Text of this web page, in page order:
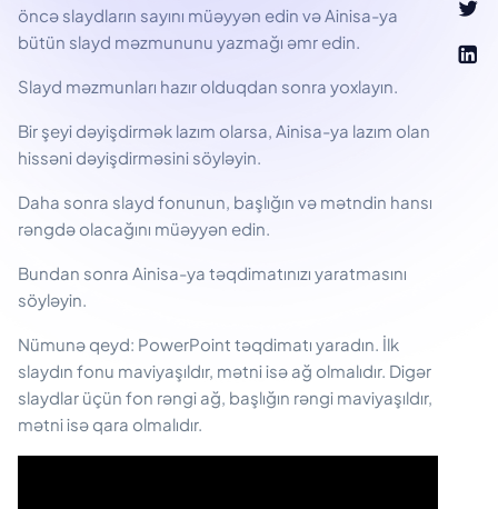
öncə slaydların sayını müəyyən edin və Ainisa-ya
bütün slayd məzmununu yazmağı əmr edin.
Slayd məzmunları hazır olduqdan sonra yoxlayın.
Bir şeyi dəyişdirmək lazım olarsa, Ainisa-ya lazım olan
hissəni dəyişdirməsini söyləyin.
Daha sonra slayd fonunun, başlığın və mətndin hansı
rəngdə olacağını müəyyən edin.
Bundan sonra Ainisa-ya təqdimatınızı yaratmasını
söyləyin.
Nümunə qeyd: PowerPoint təqdimatı yaradın. İlk
slaydın fonu maviyaşıldır, mətni isə ağ olmalıdır. Digər
slaydlar üçün fon rəngi ağ, başlığın rəngi maviyaşıldır,
mətni isə qara olmalıdır.